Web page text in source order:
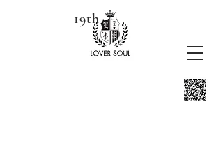
19th